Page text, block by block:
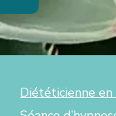
Diététicienne